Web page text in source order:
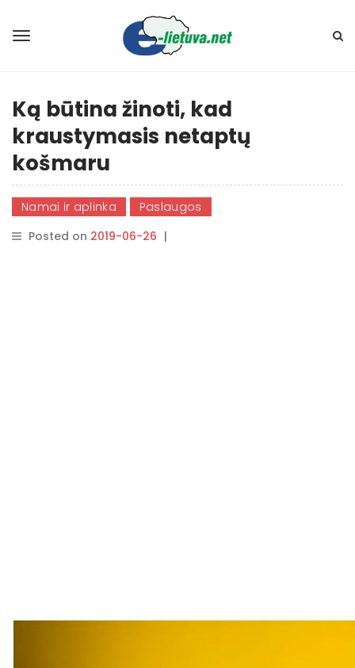
Ką būtina žinoti, kad
kraustymasis netaptų
košmaru
Namai ir aplinka
Paslaugos
Posted on 2019-06-26 |